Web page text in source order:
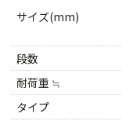
サイズ(mm)
段数
耐荷重 ≒
タイプ